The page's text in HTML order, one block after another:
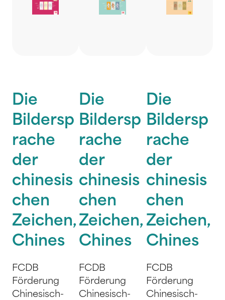
Die
Bildersp
rache
der
chinesis
chen
Zeichen,
Chines
FCDB
Förderung
Chinesisch-
Die
Bildersp
rache
der
chinesis
chen
Zeichen,
Chines
FCDB
Förderung
Chinesisch-
Die
Bildersp
rache
der
chinesis
chen
Zeichen,
Chines
FCDB
Förderung
Chinesisch-